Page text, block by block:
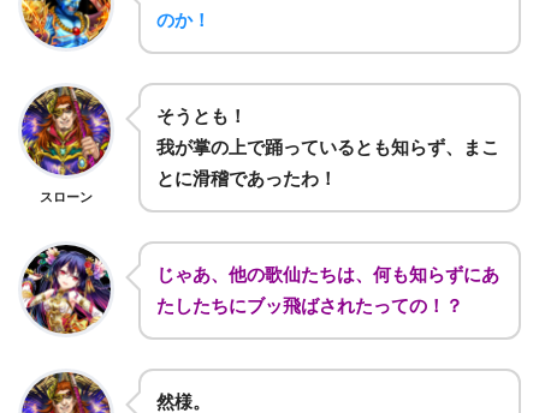
のか！
スローン
そうとも！
我が掌の上で踊っているとも知らず、まこ
とに滑稽であったわ！
じゃあ、他の歌仙たちは、何も知らずにあ
たしたちにブッ飛ばされたっての！？
然様。